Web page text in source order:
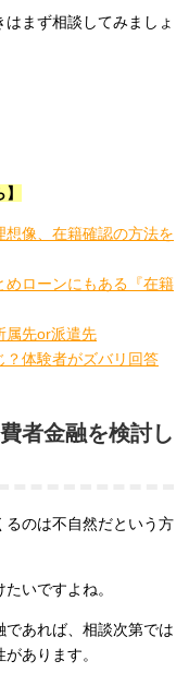
まず相談してみましょ
像、在籍確認の方法を
ローンにもある『在籍
属先or派遣先
？体験者がズバリ回答
者金融を検討し
るのは不自然だという方
いですよね。
あれば、相談次第では
あります。